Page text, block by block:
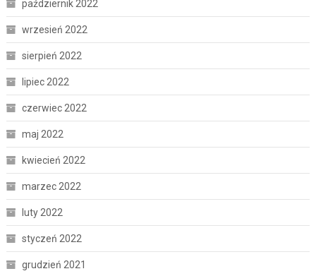
październik 2022
wrzesień 2022
sierpień 2022
lipiec 2022
czerwiec 2022
maj 2022
kwiecień 2022
marzec 2022
luty 2022
styczeń 2022
grudzień 2021